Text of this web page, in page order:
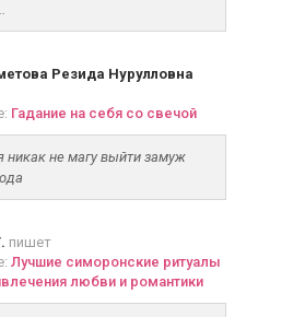
Резида Нурулловна
Гадание на себя со свечой
никак не магу выйти замуж
пишет
Лучшие симоронские ритуалы
любви и романтики